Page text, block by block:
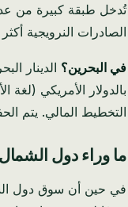
تُدخل طبقة كبيرة من
الصادرات النرويجية
في البحرين؟
بالدولار الأمريكي
التخطيط المالي. يتم
ما وراء دول
في حين أن سوق دول